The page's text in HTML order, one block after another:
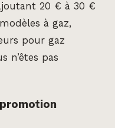
20 € à 30 €
à gaz,
pour gaz
n’êtes pas